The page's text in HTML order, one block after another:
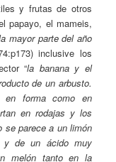
y frutas de otros
papayo, el mameis,
mayor parte del año
inclusive los
“la banana y el
de un arbusto.
en forma como en
en rodajas y los
se parece a un limón
y de un ácido muy
melón tanto en la